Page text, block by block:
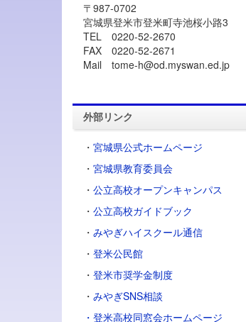
〒987-0702
宮城県登米市登米町寺池桜小路3
TEL 0220-52-2670
FAX 0220-52-2671
Mail tome-h@od.myswan.ed.jp
外部リンク
・ 宮城県公式ホームページ
・ 宮城県教育委員会
・ 公立高校オープンキャンパス
・ 公立高校ガイドブック
・ みやぎハイスクール通信
・ 登米公民館
・ 登米市奨学金制度
・ みやぎSNS相談
・登米高校同窓会ホームページ